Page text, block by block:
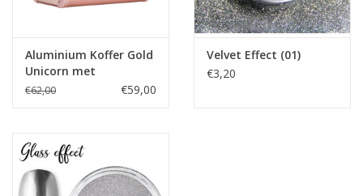
Aluminium Koffer Gold
Unicorn met
opbergvakken
€62,00 €59,00
Velvet Effect (01)
€3,20